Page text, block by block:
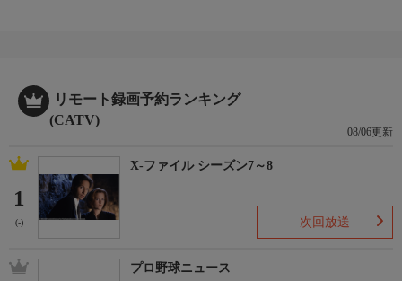
リモート録画予約ランキング
(CATV)
08/06更新
1
(-)
X-ファイル シーズン7～8
次回放送
プロ野球ニュース